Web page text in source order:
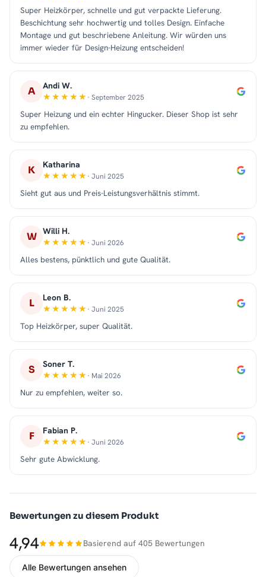
Super Heizkörper, schnelle und gut verpackte Lieferung.
Beschichtung sehr hochwertig und tolles Design. Einfache
Montage und gut beschriebene Anleitung. Wir würden uns
immer wieder für Design-Heizung entscheiden!
A Andi W.
· September 2025
Super Heizung und ein echter Hingucker. Dieser Shop ist sehr
zu empfehlen.
K Katharina
· Juni 2025
Sieht gut aus und Preis-Leistungsverhältnis stimmt.
W Willi H.
· Juni 2026
Alles bestens, pünktlich und gute Qualität.
L Leon B.
· Juni 2025
Top Heizkörper, super Qualität.
S Soner T.
· Mai 2026
Nur zu empfehlen, weiter so.
F Fabian P.
· Juni 2026
Sehr gute Abwicklung.
Bewertungen zu diesem Produkt
4,94 Basierend auf 405 Bewertungen
Alle Bewertungen ansehen